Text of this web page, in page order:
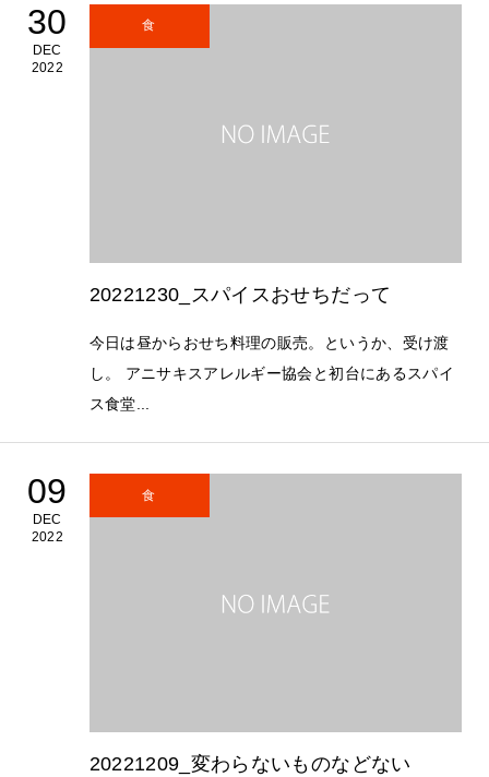
30
DEC
2022
食
20221230_スパイスおせちだって
今日は昼からおせち料理の販売。というか、受け渡
し。 アニサキスアレルギー協会と初台にあるスパイ
ス食堂...
09
DEC
2022
食
20221209_変わらないものなどない